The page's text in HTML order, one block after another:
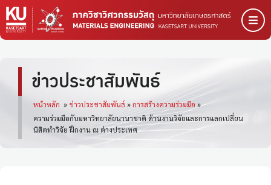
ข่าวประชาสัมพันธ์
หน้าหลัก » ข่าวประชาสัมพันธ์ »การสร้างความร่วมมือ »
ความร่วมมือกับมหาวิทยาลัยนานาชาติ ด้านงานวิจัยและการแลกเปลี่ยน
นิสิตทำวิจัย ฝึกงาน ณ ต่างประเทศ